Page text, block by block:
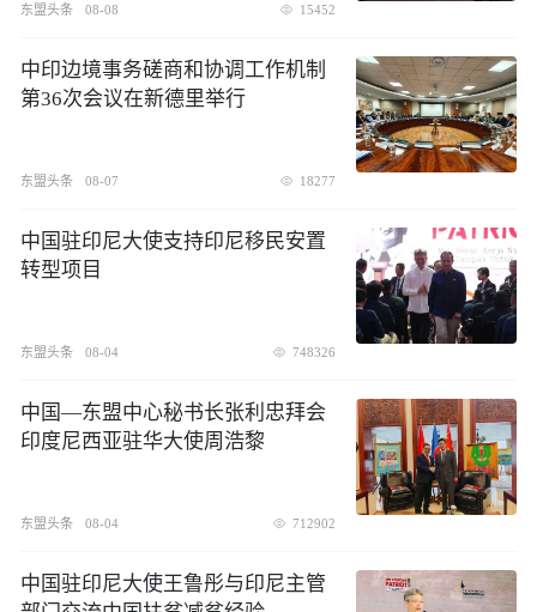
东盟头条 08-08 15452
中印边境事务磋商和协调工作机制
第36次会议在新德里举行
东盟头条 08-07 18277
中国驻印尼大使支持印尼移民安置
转型项目
东盟头条 08-04 748326
中国—东盟中心秘书长张利忠拜会
印度尼西亚驻华大使周浩黎
东盟头条 08-04 712902
中国驻印尼大使王鲁彤与印尼主管